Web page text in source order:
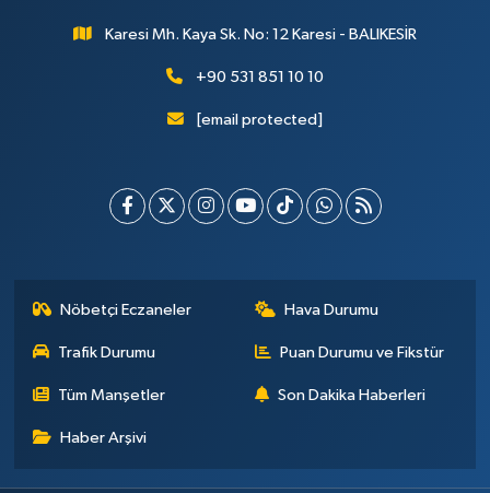
Karesi Mh. Kaya Sk. No: 12 Karesi - BALIKESİR
+90 531 851 10 10
[email protected]
Nöbetçi Eczaneler Hava Durumu
Trafik Durumu Puan Durumu ve Fikstür
Tüm Manşetler Son Dakika Haberleri
Haber Arşivi